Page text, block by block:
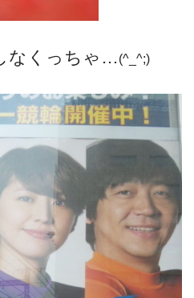
なくっちゃ… (^_^;)